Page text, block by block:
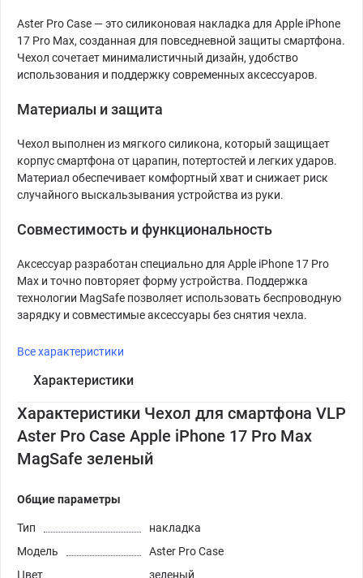
Aster Pro Case — это силиконовая накладка для Apple iPhone
17 Pro Max, созданная для повседневной защиты смартфона.
Чехол сочетает минималистичный дизайн, удобство
использования и поддержку современных аксессуаров.
Материалы и защита
Чехол выполнен из мягкого силикона, который защищает
корпус смартфона от царапин, потертостей и легких ударов.
Материал обеспечивает комфортный хват и снижает риск
случайного выскальзывания устройства из руки.
Совместимость и функциональность
Аксессуар разработан специально для Apple iPhone 17 Pro
Max и точно повторяет форму устройства. Поддержка
технологии MagSafe позволяет использовать беспроводную
зарядку и совместимые аксессуары без снятия чехла.
Все характеристики
Характеристики
Характеристики Чехол для смартфона VLP
Aster Pro Case Apple iPhone 17 Pro Max
MagSafe зеленый
Общие параметры
Тип
накладка
Модель
Aster Pro Case
Цвет
зеленый